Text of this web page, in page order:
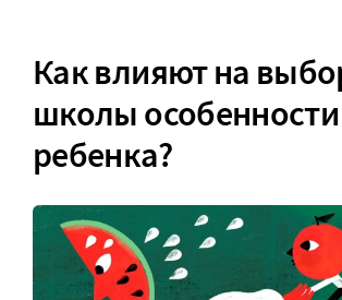
Как влияют на
школы особенности
ребенка?